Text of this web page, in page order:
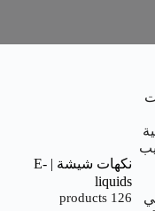
نكهات شيشة | E-
liquids
126 products